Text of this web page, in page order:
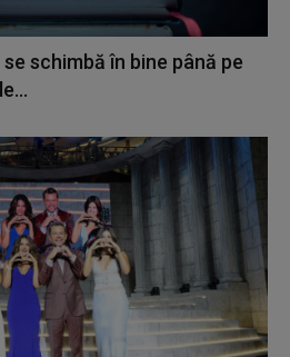
schimbă în bine până pe